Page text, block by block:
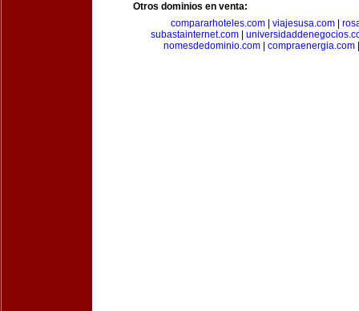
Otros dominios en venta:
compararhoteles.com| viajesusa.com|
subastainternet.com|
nomesdedominio.com| compraenergia.com